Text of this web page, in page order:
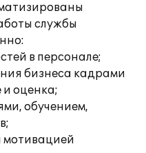
службы
в персонале;
бизнеса кадрами
оценка;
обучением,
мотивацией